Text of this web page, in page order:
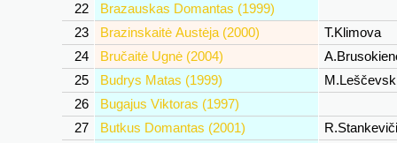
22
Brazauskas Domantas (1999)
23
Brazinskaitė Austėja (2000)
T.Klimova
24
Bručaitė Ugnė (2004)
25
Budrys Matas (1999)
26
Bugajus Viktoras (1997)
27
Butkus Domantas (2001)